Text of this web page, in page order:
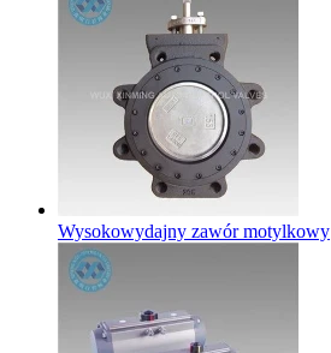
Wysokowydajny zawór motylkowy